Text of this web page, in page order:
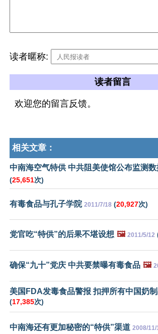
读者暱称:
读者留言
欢迎您的留言反馈。
相关文章：
中南海空气特供 中共阻美使馆公布监测数
(25,651次)
有毒食品与孔子学院 2011/7/18 (20,927次)
党官吃“特供”的后果不堪设想 🖼️ 2011/5/12
确保“九十”党庆 中共要禁曝有毒食品 🖼️
美国FDA发毒食品警报 扣押所有中国奶
(17,385次)
中南海还有更加秘密的“特供”渠道 2008/11/